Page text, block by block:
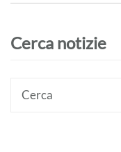
Cerca notizie